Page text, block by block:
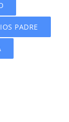
PADRE